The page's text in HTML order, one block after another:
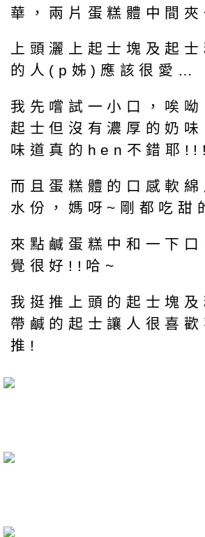
華，兩片蛋糕體中間夾
上頭灑上起士塊及起
的人(p姊)應該很愛…
我先嚐試一小口，唉呦
起士但沒有濃厚的奶味
味道真的hen不錯耶!!!
而且蛋糕體的口感軟綿
水份，媽呀~剛都吃甜
來點鹹蛋糕中和一下
覺很好!!哈~
我挺推上頭的起士塊及
帶鹹的起士讓人很喜歡
推!